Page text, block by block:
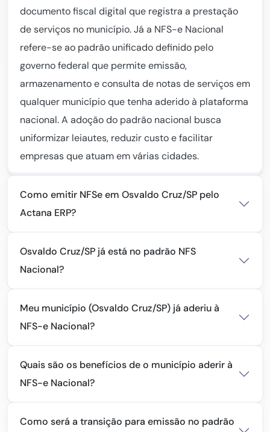
documento fiscal digital que registra a prestação
de serviços no município. Já a NFS-e Nacional
refere-se ao padrão unificado definido pelo
governo federal que permite emissão,
armazenamento e consulta de notas de serviços em
qualquer município que tenha aderido à plataforma
nacional. A adoção do padrão nacional busca
uniformizar leiautes, reduzir custo e facilitar
empresas que atuam em várias cidades.
Como emitir NFSe em Osvaldo Cruz/SP pelo
Actana ERP?
Osvaldo Cruz/SP já está no padrão NFS
Nacional?
Meu município (Osvaldo Cruz/SP) já aderiu à
NFS-e Nacional?
Quais são os benefícios de o município aderir à
NFS-e Nacional?
Como será a transição para emissão no padrão